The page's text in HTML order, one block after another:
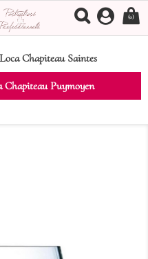
Chapiteau Saintes
Puymoyen
(0)